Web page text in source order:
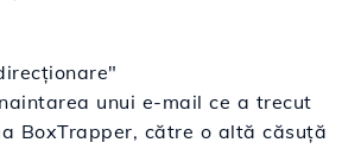
unui e-mail ce a trecut
BoxTrapper, către o altă căsuţă